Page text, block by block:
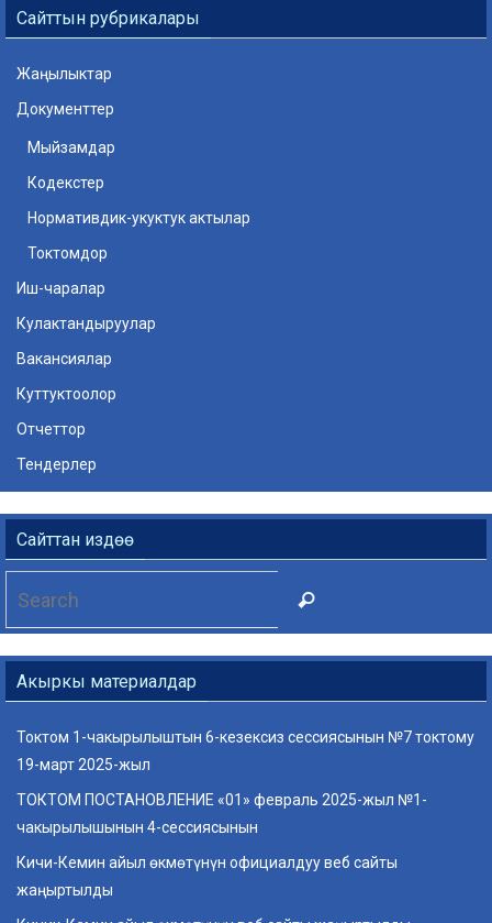
Сайттын рубрикалары
Жаңылыктар
Документтер
Мыйзамдар
Кодекстер
Нормативдик-укуктук актылар
Токтомдор
Иш-чаралар
Кулактандыруулар
Вакансиялар
Куттуктоолор
Отчеттор
Тендерлер
Сайттан издөө
Search
Акыркы материалдар
Токтом 1-чакырылыштын 6-кезексиз сессиясынын №7 токтому
19-март 2025-жыл
ТОКТОМ ПОСТАНОВЛЕНИЕ «01» февраль 2025-жыл №1-
чакырылышынын 4-сессиясынын
Кичи-Кемин айыл өкмөтүнүн официалдуу веб сайты
жаңыртылды